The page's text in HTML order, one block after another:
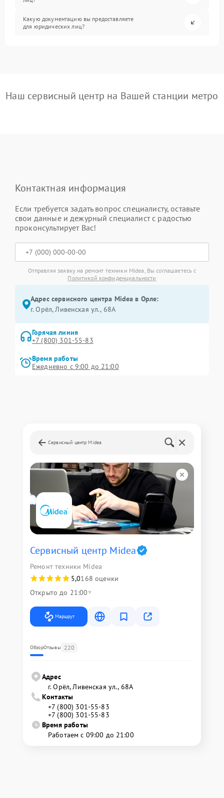
Какую документацию вы предоставляете
для юридических лиц?
Наш сервисный центр на Вашей станции метро
Контактная информация
Если требуется задать вопрос специалисту, оставьте
свои данные и дежурный специалист с радостью
проконсультирует Вас!
Отправляя заявку на ремонт техники Midea, Вы соглашаетесь с
Политикой конфиденциальности
Адрес сервисного центра Midea в Орле:
г. Орёл, Ливенская ул., 68А
Горячая линия
+7 (800) 301-55-83
Время работы
Ежедневно с 9:00 до 21:00
Сервисный центр Midea
Сервисный центр Midea
Ремонт техники Midea
5,0168 оценки
Открыто до 21:00
Маршрут
ОбзорОтзывы 220
Адрес
г. Орёл, Ливенская ул., 68А
Контакты
+7 (800) 301-55-83
+7 (800) 301-55-83
Время работы
Работаем с 09:00 до 21:00